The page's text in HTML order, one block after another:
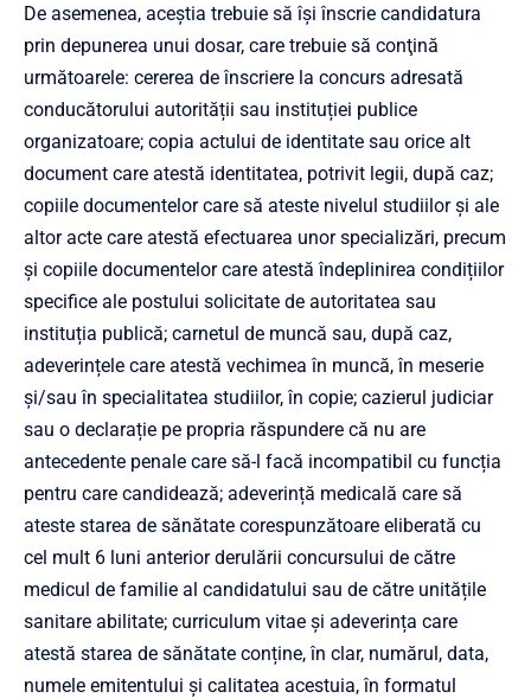
De asemenea, aceştia trebuie să îşi înscrie candidatura
prin depunerea unui dosar, care trebuie să conţină
următoarele: cererea de înscriere la concurs adresată
conducătorului autorității sau instituției publice
organizatoare; copia actului de identitate sau orice alt
document care atestă identitatea, potrivit legii, după caz;
copiile documentelor care să ateste nivelul studiilor și ale
altor acte care atestă efectuarea unor specializări, precum
și copiile documentelor care atestă îndeplinirea condițiilor
specifice ale postului solicitate de autoritatea sau
instituția publică; carnetul de muncă sau, după caz,
adeverințele care atestă vechimea în muncă, în meserie
și/sau în specialitatea studiilor, în copie; cazierul judiciar
sau o declarație pe propria răspundere că nu are
antecedente penale care să-l facă incompatibil cu funcția
pentru care candidează; adeverință medicală care să
ateste starea de sănătate corespunzătoare eliberată cu
cel mult 6 luni anterior derulării concursului de către
medicul de familie al candidatului sau de către unitățile
sanitare abilitate; curriculum vitae și adeverința care
atestă starea de sănătate conține, în clar, numărul, data,
numele emitentului și calitatea acestuia, în formatul